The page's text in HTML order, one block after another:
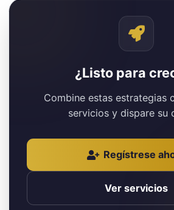
¿Listo para
Combine estas estrategias
servicios y dispare su
Regístrese
Ver servicios